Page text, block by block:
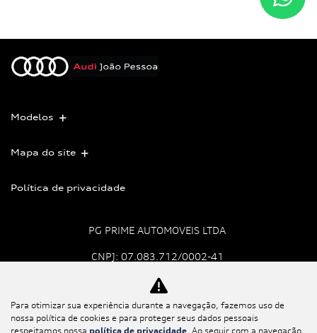
Modelos
Mapa do site
Política de privacidade
PG PRIME AUTOMOVEIS LTDA
CNPJ: 07.083.712/0002-41
No trânsito, enxergar o
outro salva vidas.
Para otimizar sua experiência durante a navegação, fazemos uso de
nossa política de cookies e para proteger seus dados pessoais
respeitamos nossa política de privacidade . Ao seguir com a navegação